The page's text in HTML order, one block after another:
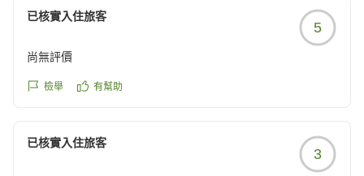
已核實入住旅客
5
尚無評價
檢舉 有幫助
已核實入住旅客
3